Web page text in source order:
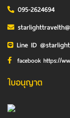
095-2624694
Line ID
facebook https://
ใบอนุญาต